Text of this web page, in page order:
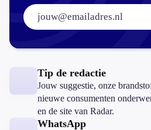
E-mailadres:
Tip de redactie
Jouw suggestie, onze
nieuwe consumenten
en de site van Radar.
WhatsApp